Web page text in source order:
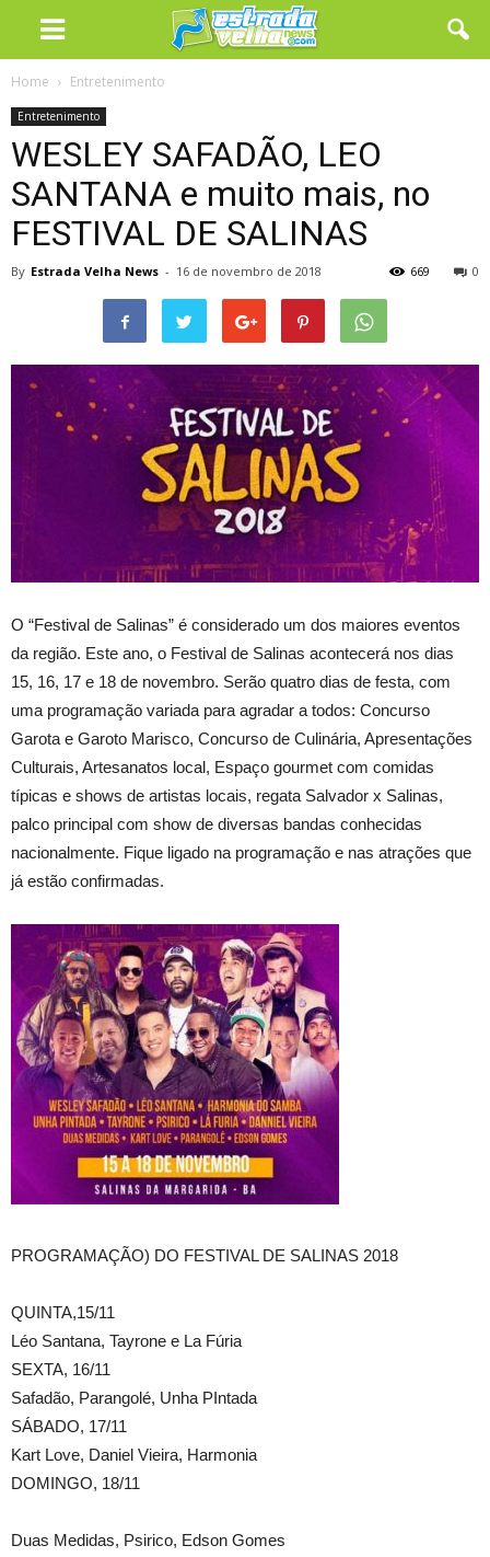
Home Entretenimento
Entretenimento
WESLEY SAFADÃO, LEO
SANTANA e muito mais, no
FESTIVAL DE SALINAS
By Estrada Velha News - 16 de novembro de 2018 0
669
O “Festival de Salinas” é considerado um dos maiores eventos
da região. Este ano, o Festival de Salinas acontecerá nos dias
15, 16, 17 e 18 de novembro. Serão quatro dias de festa, com
uma programação variada para agradar a todos: Concurso
Garota e Garoto Marisco, Concurso de Culinária, Apresentações
Culturais, Artesanatos local, Espaço gourmet com comidas
típicas e shows de artistas locais, regata Salvador x Salinas,
palco principal com show de diversas bandas conhecidas
nacionalmente. Fique ligado na programação e nas atrações que
já estão confirmadas.
PROGRAMAÇÃO) DO FESTIVAL DE SALINAS 2018
QUINTA,15/11
Léo Santana, Tayrone e La Fúria
SEXTA, 16/11
Safadão, Parangolé, Unha PIntada
SÁBADO, 17/11
Kart Love, Daniel Vieira, Harmonia
DOMINGO, 18/11
Duas Medidas, Psirico, Edson Gomes